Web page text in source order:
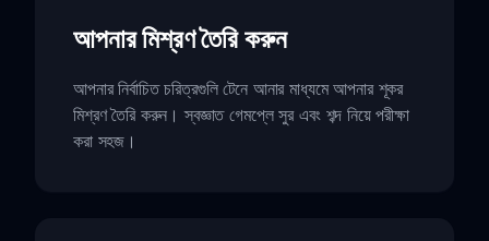
আপনার মিশ্রণ তৈরি করুন
আপনার নির্বাচিত চরিত্রগুলি টেনে আনার মাধ্যমে আপনার শূকর
মিশ্রণ তৈরি করুন। স্বজ্ঞাত গেমপ্লে সুর এবং শব্দ নিয়ে পরীক্ষা
করা সহজ।